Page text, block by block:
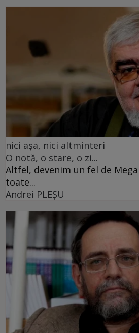
nici așa, nici altminteri
O notă, o stare, o zi...
Altfel, devenim un fel de
toate...
Andrei PLEŞU